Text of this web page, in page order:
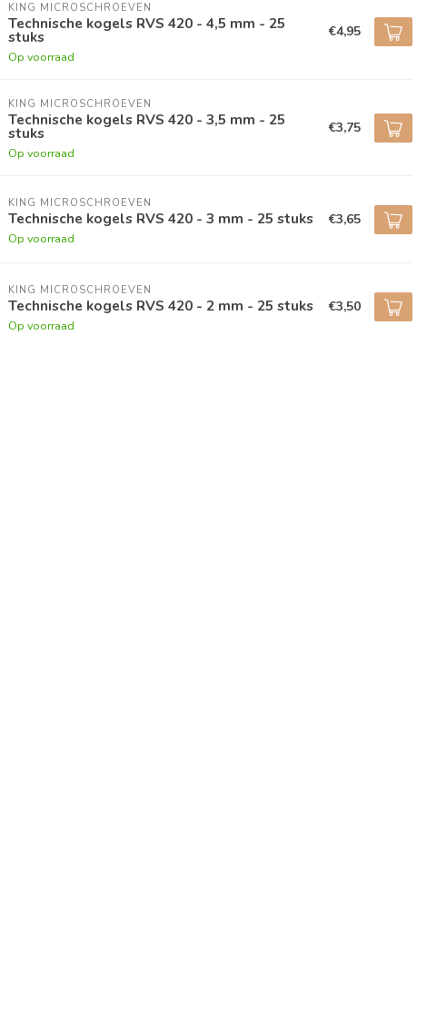
KING MICROSCHROEVEN
Technische kogels RVS 420 - 4,5 mm - 25
stuks
Op voorraad
€4,95
KING MICROSCHROEVEN
Technische kogels RVS 420 - 3,5 mm - 25
stuks
Op voorraad
€3,75
KING MICROSCHROEVEN
Technische kogels RVS 420 - 3 mm - 25 stuks
Op voorraad
€3,65
KING MICROSCHROEVEN
Technische kogels RVS 420 - 2 mm - 25 stuks
Op voorraad
€3,50